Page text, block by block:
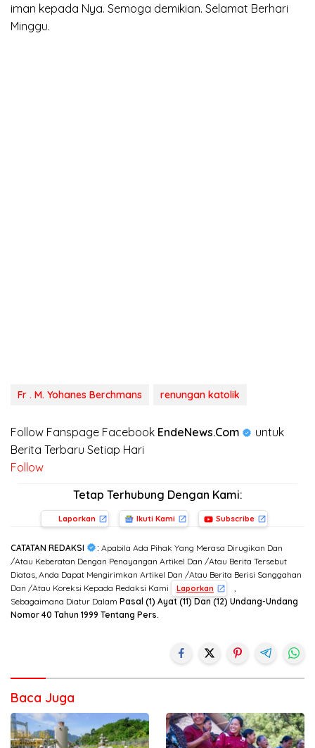
iman kepada Nya. Semoga demikian. Selamat Berhari
Minggu.
Fr . M. Yohanes Berchmans renungan katolik
Follow Fanspage Facebook EndeNews.Com
untuk
Berita Terbaru Setiap Hari
Follow
Tetap Terhubung Dengan Kami:
Laporkan Ikuti Kami Subscribe
CATATAN REDAKSI : Apabila Ada Pihak Yang Merasa Dirugikan Dan
/Atau Keberatan Dengan Penayangan Artikel Dan /Atau Berita Tersebut
Diatas, Anda Dapat Mengirimkan Artikel Dan /Atau Berita Berisi Sanggahan
Dan /Atau Koreksi Kepada Redaksi Kami
Laporkan
Sebagaimana Diatur Dalam Pasal (1) Ayat (11) Dan (12) Undang-Undang
Nomor 40 Tahun 1999 Tentang Pers.
Baca Juga